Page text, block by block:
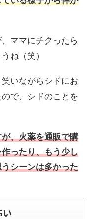
ママにチクったら
ね（笑）
いながらシドにお
で、シドのことを
、火薬を通販で購
ったり、もう少し
シーンは多かった
い